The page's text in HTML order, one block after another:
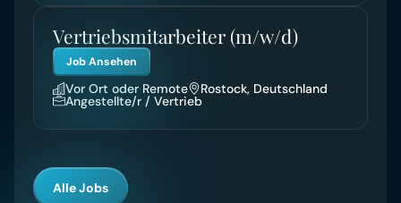
Vertriebsmitarbeiter (m/w/d)
Job Ansehen
Vor Ort oder Remote Rostock, Deutschland
Angestellte/r / Vertrieb
Alle Jobs